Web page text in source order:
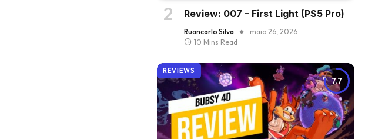
Review: 007 – First Light (PS5 Pro)
Ruancarlo Silva
maio 26, 2026
10 Mins Read
7.7
REVIEWS